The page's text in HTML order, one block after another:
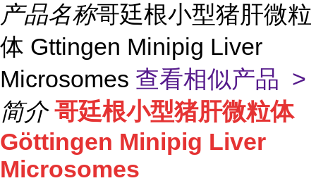
产品名称哥廷根小型猪肝微粒
体 Gttingen Minipig Liver
Microsomes 查看相似产品 >
简介 哥廷根小型猪肝微粒体
Göttingen Minipig Liver
Microsomes